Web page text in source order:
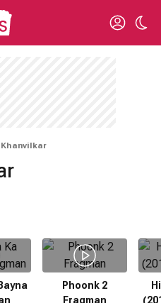
Phoonk 2
Fragman